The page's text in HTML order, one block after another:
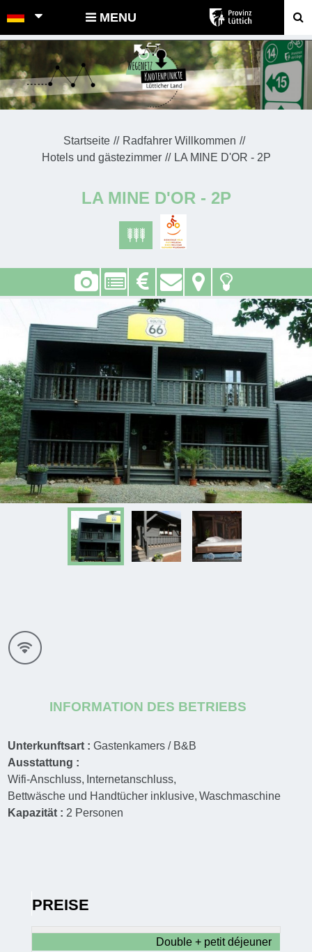
POINTS-NOEUDS MENU
Startseite
Radfahrer Willkommen
Hotels und gästezimmer
LA MINE D'OR - 2P
LA MINE D'OR - 2P
INFORMATION DES BETRIEBS
Unterkunftsart :Gastenkamers / B&B
Ausstattung :
Wifi-Anschluss
Internetanschluss
Bettwäsche und Handtücher inklusive Waschmaschine
Kapazität : 2 Personen
PREISE
Double + petit déjeuner